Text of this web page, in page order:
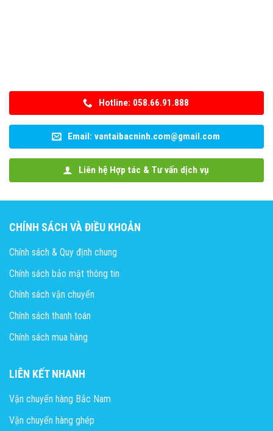
Hotline: 058.66.91.888
Email: vantaibacninh.com@gmail.com
Liên hệ Hợp tác & Tư vấn dịch vụ
CHÍNH SÁCH VÀ ĐIỀU KHOẢN
Chính sách & Quy định chung
Chính sách bảo mật thông tin
Chính sách vận chuyển
Chính sách thanh toán
Chính sách mua hàng
LIÊN KẾT NHANH
Vận chuyển hàng Bắc Nam
Vận chuyển hàng ghép